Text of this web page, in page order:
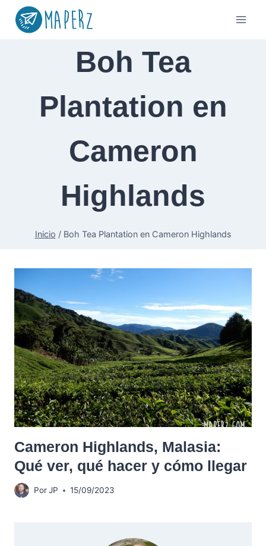
Saltar
Boh Tea
Plantation en
Cameron
Highlands
Inicio / Boh Tea Plantation en Cameron Highlands
Cameron Highlands, Malasia:
Qué ver, qué hacer y cómo llegar
PorJP 15/09/2023